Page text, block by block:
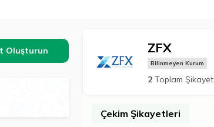
Oluşturun ZFX
Bilinmeyen Kurum
2 Toplam Şikayet
Çekim Şikayetleri